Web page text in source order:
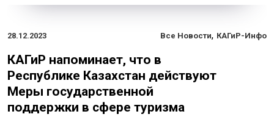
28.12.2023 Все Новости, КАГиР-Инфо
КАГиР напоминает, что в
Республике Казахстан действуют
Меры государственной
поддержки в сфере туризма